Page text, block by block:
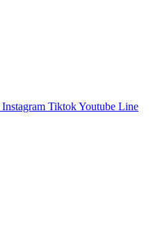
Instagram TiktokYoutube Line